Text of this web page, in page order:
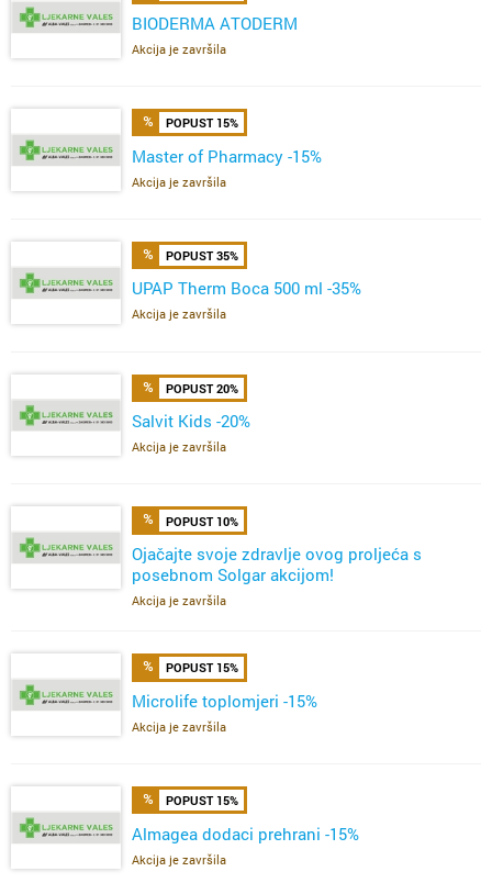
BIODERMA ATODERM
Akcija je završila
POPUST 15%
Master of Pharmacy -15%
Akcija je završila
POPUST 35%
UPAP Therm Boca 500 ml -35%
Akcija je završila
POPUST 20%
Salvit Kids -20%
Akcija je završila
POPUST 10%
Ojačajte svoje zdravlje ovog proljeća s
posebnom Solgar akcijom!
Akcija je završila
POPUST 15%
Microlife toplomjeri -15%
Akcija je završila
POPUST 15%
Almagea dodaci prehrani -15%
Akcija je završila